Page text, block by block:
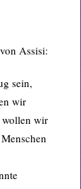
Assisi:
sein,
wir
wollen wir